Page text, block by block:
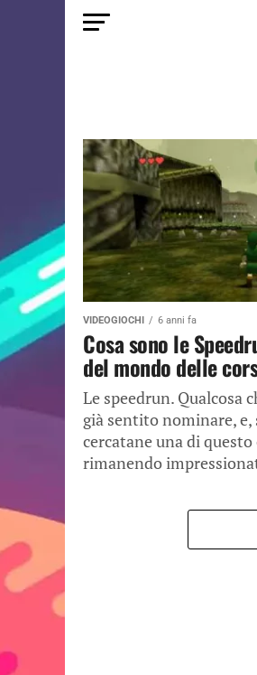
VIDEOGIOCHI 6 anni fa
Cosa sono le
del mondo delle
Le speedrun. Qualcosa
già sentito nominare,
cercatane una di questo
rimanendo